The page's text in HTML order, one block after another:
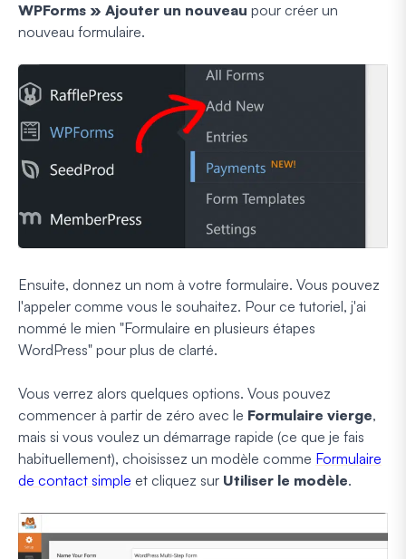
WPForms » Ajouter un nouveau pour créer un
nouveau formulaire.
Ensuite, donnez un nom à votre formulaire. Vous pouvez
l'appeler comme vous le souhaitez. Pour ce tutoriel, j'ai
nommé le mien "Formulaire en plusieurs étapes
WordPress" pour plus de clarté.
Vous verrez alors quelques options. Vous pouvez
commencer à partir de zéro avec le Formulaire vierge,
mais si vous voulez un démarrage rapide (ce que je fais
habituellement), choisissez un modèle comme Formulaire
de contact simple et cliquez sur Utiliser le modèle.